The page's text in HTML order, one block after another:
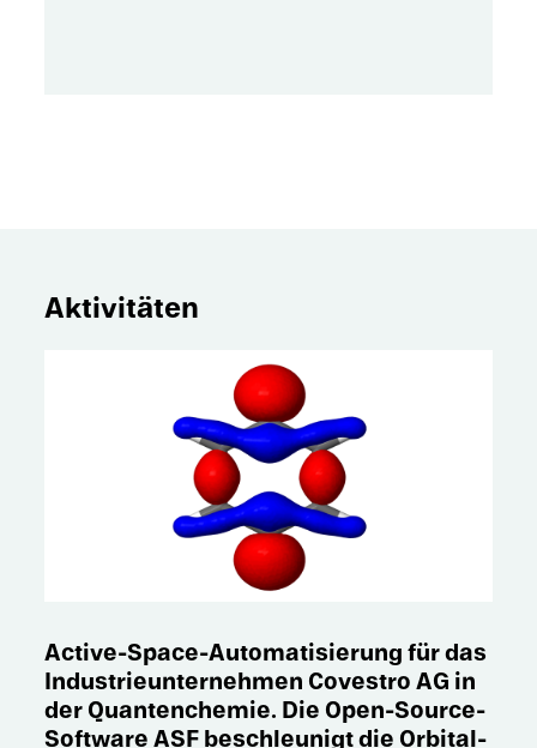
Aktivitäten
Active-Space-Automa­ti­sie­rung für das
Industrie­unternehmen Coves­tro AG in
der Quanten­che­mie. Die Open-Source-
Software ASF beschleu­nigt die Orbital­